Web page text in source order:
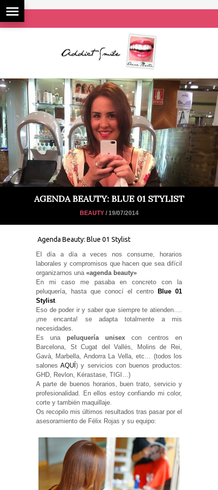
AGENDA BEAUTY: BLUE 01 STYLIST
BEAUTY/ 19/07/2014
Agenda Beauty: Blue 01 Stylist
El día a día a veces nos consume, horarios
laborales y compromisos que hacen que sea difícil
organizarnos una «agenda beauty»
En mi caso me pasaba en concreto con la
peluquería, hasta que conocí el centro
Blue 01
Stylist.
Eso de poder ir y saber que siempre te atienden….
¡me encanta! se adapta totalmente a mis
necesidades.
Es una peluquería unisex con centros en
Barcelona, St Cugat del Vallés, Molins de Rei,
Gavà, Marbella, Andorra La Vella, etc… (todos los
salonesAQUÍ) y servicios con buenos productos:
GHD, Revlon, Kérastase, TIGI…)
A parte de buenos horarios, buen trato, servicio y
profesionalidad. En ellos estoy confiando mi color,
corte y también maquillaje.
Os recopilo mis últimos resultados tras pasar por el
asesoramiento de Félix Rojas y su equipo:
Necesarias
Estadísticas
cookies no
necesarias
para que
funcione la
web. Para
podamos
mejorar la
funcionalidad
y estructura
de la web, en
base a cómo
se usa la
nuestra web